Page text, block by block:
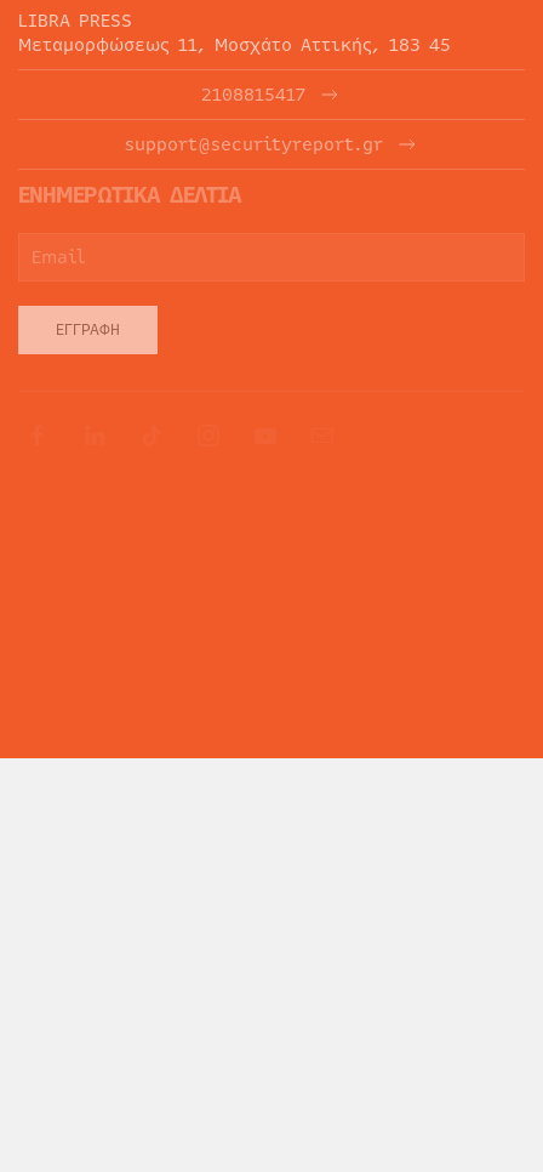
LIBRA PRESS
Μεταμορφώσεως 11, Μοσχάτο Αττικής, 183 45
2108815417
support@securityreport.gr
ΕΝΗΜΕΡΩΤΙΚΑ ΔΕΛΤΙΑ
ΕΓΓΡΑΦΉ